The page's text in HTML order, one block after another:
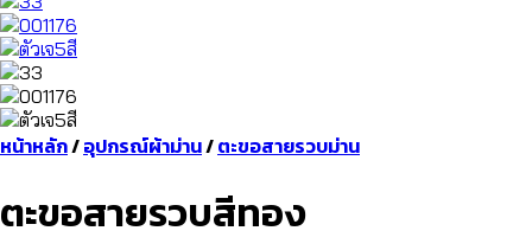
หน้าหลัก/อุปกรณ์ผ้าม่าน/ตะขอสายรวบม่าน
ตะขอสายรวบสีทอง